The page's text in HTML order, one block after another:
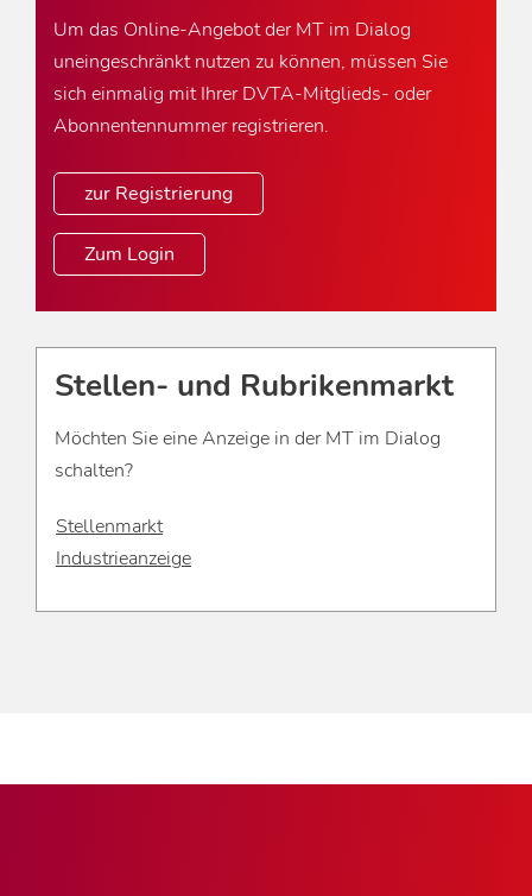
Um das Online-Angebot der MT im Dialog
uneingeschränkt nutzen zu können, müssen Sie
sich einmalig mit Ihrer DVTA-Mitglieds- oder
Abonnentennummer registrieren.
zur Registrierung
Zum Login
Stellen- und Rubrikenmarkt
Möchten Sie eine Anzeige in der MT im Dialog
schalten?
Stellenmarkt
Industrieanzeige